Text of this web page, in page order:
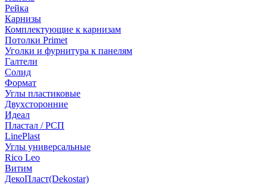
Рейка
Карнизы
Комплектующие к карнизам
Потолки Primet
Уголки и фурнитура к панелям
Галтели
Солид
Формат
Углы пластиковые
Двухсторонние
Идеал
Пластал / РСП
LinePlast
Углы универсальные
Rico Leo
Витим
ДекоПласт(Dekostar)